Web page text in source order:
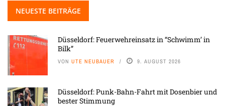
NEUESTE BEITRÄGE
Düsseldorf: Feuerwehreinsatz in “Schwimm’ in
Bilk”
VON UTE NEUBAUER 9. AUGUST 2026
Düsseldorf: Punk-Bahn-Fahrt mit Dosenbier und
bester Stimmung